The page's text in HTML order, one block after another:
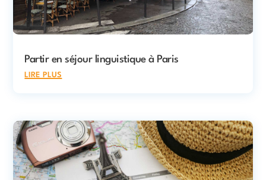
Partir en séjour linguistique à Paris
lire plus